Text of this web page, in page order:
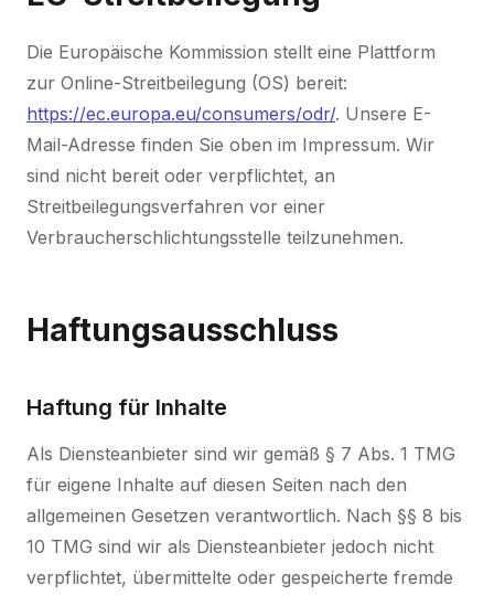
Die Europäische Kommission stellt eine Plattform
zur Online-Streitbeilegung (OS) bereit:
https://ec.europa.eu/consumers/odr/. Unsere E-
Mail-Adresse finden Sie oben im Impressum. Wir
sind nicht bereit oder verpflichtet, an
Streitbeilegungsverfahren vor einer
Verbraucherschlichtungsstelle teilzunehmen.
Haftungsausschluss
Haftung für Inhalte
Als Diensteanbieter sind wir gemäß § 7 Abs. 1 TMG
für eigene Inhalte auf diesen Seiten nach den
allgemeinen Gesetzen verantwortlich. Nach §§ 8 bis
10 TMG sind wir als Diensteanbieter jedoch nicht
verpflichtet, übermittelte oder gespeicherte fremde